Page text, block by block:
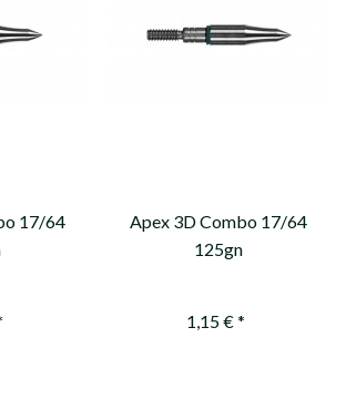
17/64
Apex 3D Combo 17/64
125gn
1,15 € *